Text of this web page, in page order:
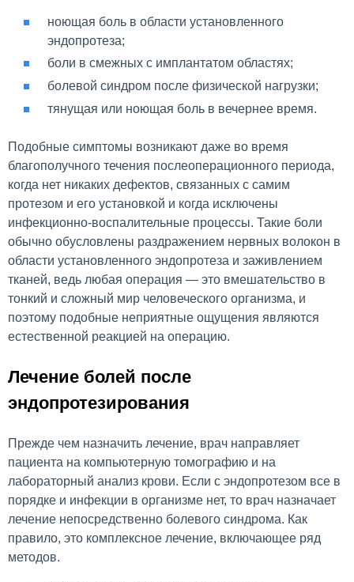
ноющая боль в области установленного
эндопротеза;
боли в смежных с имплантатом областях;
болевой синдром после физической нагрузки;
тянущая или ноющая боль в вечернее время.
Подобные симптомы возникают даже во время
благополучного течения послеоперационного периода,
когда нет никаких дефектов, связанных с самим
протезом и его установкой и когда исключены
инфекционно-воспалительные процессы. Такие боли
обычно обусловлены раздражением нервных волокон в
области установленного эндопротеза и заживлением
тканей, ведь любая операция — это вмешательство в
тонкий и сложный мир человеческого организма, и
поэтому подобные неприятные ощущения являются
естественной реакцией на операцию.
Лечение болей после
эндопротезирования
Прежде чем назначить лечение, врач направляет
пациента на компьютерную томографию и на
лабораторный анализ крови. Если с эндопротезом все в
порядке и инфекции в организме нет, то врач назначает
лечение непосредственно болевого синдрома. Как
правило, это комплексное лечение, включающее ряд
методов.